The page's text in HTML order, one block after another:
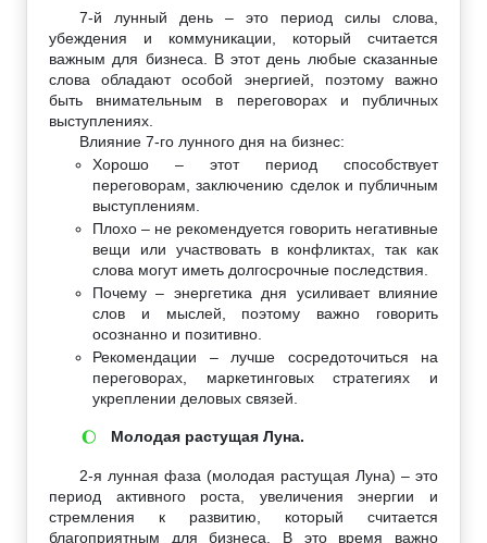
7-й лунный день – это период силы слова,
убеждения и коммуникации, который считается
важным для бизнеса. В этот день любые сказанные
слова обладают особой энергией, поэтому важно
быть внимательным в переговорах и публичных
выступлениях.
Влияние 7-го лунного дня на бизнес:
Хорошо – этот период способствует
переговорам, заключению сделок и публичным
выступлениям.
Плохо – не рекомендуется говорить негативные
вещи или участвовать в конфликтах, так как
слова могут иметь долгосрочные последствия.
Почему – энергетика дня усиливает влияние
слов и мыслей, поэтому важно говорить
осознанно и позитивно.
Рекомендации – лучше сосредоточиться на
переговорах, маркетинговых стратегиях и
укреплении деловых связей.
🌔 Молодая растущая Луна.
2-я лунная фаза (молодая растущая Луна) – это
период активного роста, увеличения энергии и
стремления к развитию, который считается
благоприятным для бизнеса. В это время важно